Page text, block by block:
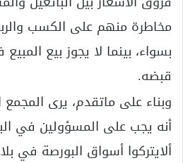
مخاطرة منهم على الكسب
بسواء، بينما لا يجوز بيع
قبضه.
وبناء على ماتقدم، يرى
أنه يجب على المسؤولين في
ألايتركوا أسواق البورصة في